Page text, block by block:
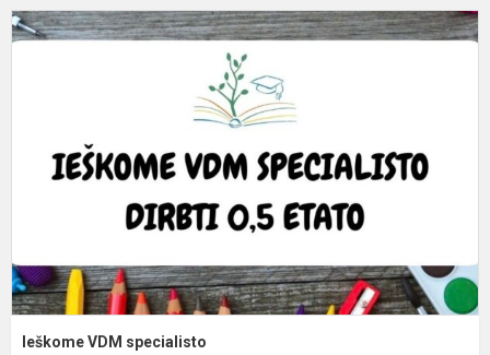
Ieškome VDM specialisto